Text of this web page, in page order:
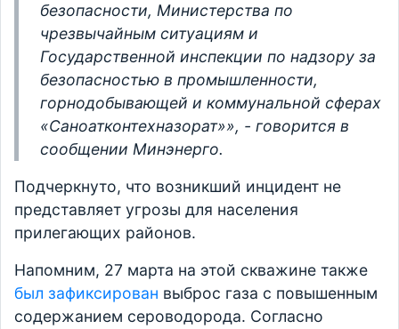
безопасности, Министерства по
чрезвычайным ситуациям и
Государственной инспекции по надзору за
безопасностью в промышленности,
горнодобывающей и коммунальной сферах
«Саноатконтехназорат»», - говорится в
сообщении Минэнерго.
Подчеркнуто, что возникший инцидент не
представляет угрозы для населения
прилегающих районов.
Напомним, 27 марта на этой скважине также
был зафиксирован выброс газа с повышенным
содержанием сероводорода. Согласно